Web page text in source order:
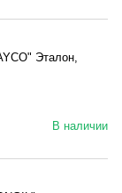
Эталон,
В наличии